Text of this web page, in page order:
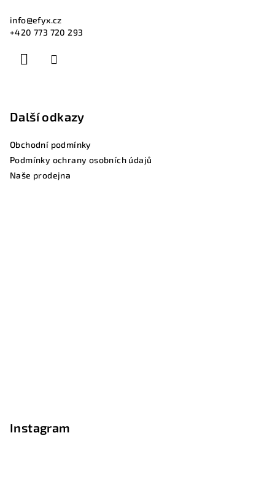
info@efyx.cz
+420 773 720 293
Další odkazy
Obchodní podmínky
Podmínky ochrany osobních údajů
Naše prodejna
Instagram